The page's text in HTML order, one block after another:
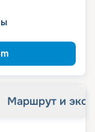
Маршрут и